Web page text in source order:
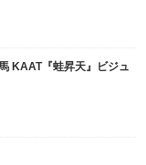
KAAT『蛙昇天』ビジュ